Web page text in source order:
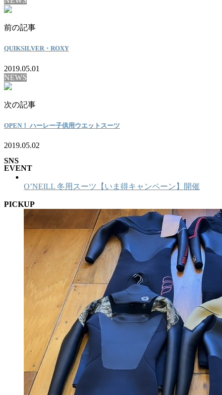
前の記事
QUIKSILVER・ROXY
2019.05.01
NEWS
次の記事
OPEN！ ハーレー子供用ウエットスーツ
2019.05.02
SNS
EVENT
O’NEILL 冬用スーツ【いま得キャンペーン】開催
PICKUP